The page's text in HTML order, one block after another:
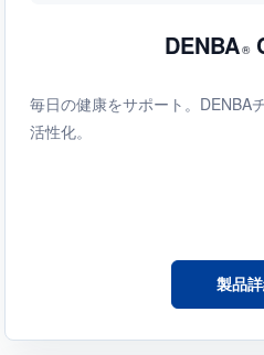
DENBA®
毎日の健康をサポート。DENBA
活性化。
製品